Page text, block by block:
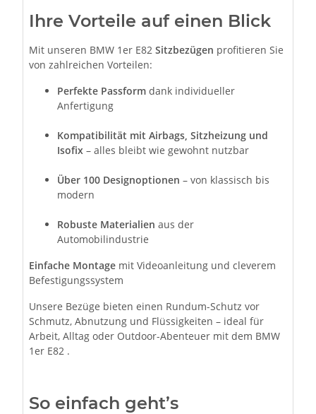
Ihre Vorteile auf einen Blick
Mit unseren BMW 1er E82 Sitzbezügen profitieren Sie
von zahlreichen Vorteilen:
Perfekte Passform dank individueller
Anfertigung
Kompatibilität mit Airbags, Sitzheizung und
Isofix – alles bleibt wie gewohnt nutzbar
Über 100 Designoptionen – von klassisch bis
modern
Robuste Materialien aus der
Automobilindustrie
Einfache Montage mit Videoanleitung und cleverem
Befestigungssystem
Unsere Bezüge bieten einen Rundum-Schutz vor
Schmutz, Abnutzung und Flüssigkeiten – ideal für
Arbeit, Alltag oder Outdoor-Abenteuer mit dem BMW
1er E82 .
So einfach geht’s